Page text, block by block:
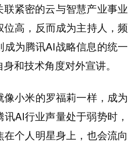
紧密的云与智慧产业事业
位高，反而成为主持人，频
成为腾讯AI战略信息的统一
和技术角度对外宣讲。
像小米的罗福莉一样，成为
AI行业声量处于弱势时，
个人明星身上，也会流向